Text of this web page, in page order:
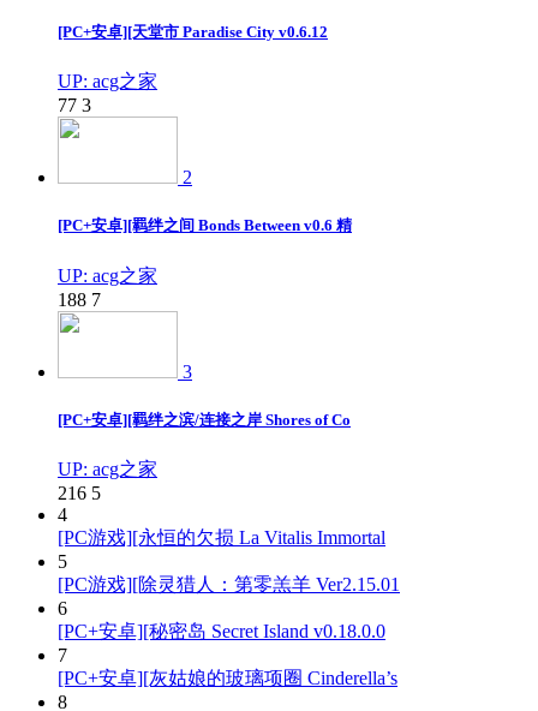
[PC+安卓][天堂市 Paradise City v0.6.12
UP: acg之家
77 3
2
[PC+安卓][羁绊之间 Bonds Between v0.6 精
UP: acg之家
188 7
3
[PC+安卓][羁绊之滨/连接之岸 Shores of Co
UP: acg之家
216 5
4
[PC游戏][永恒的欠损 La Vitalis Immortal
5
[PC游戏][除灵猎人：第零羔羊 Ver2.15.01
6
[PC+安卓][秘密岛 Secret Island v0.18.0.0
7
[PC+安卓][灰姑娘的玻璃项圈 Cinderella’s
8